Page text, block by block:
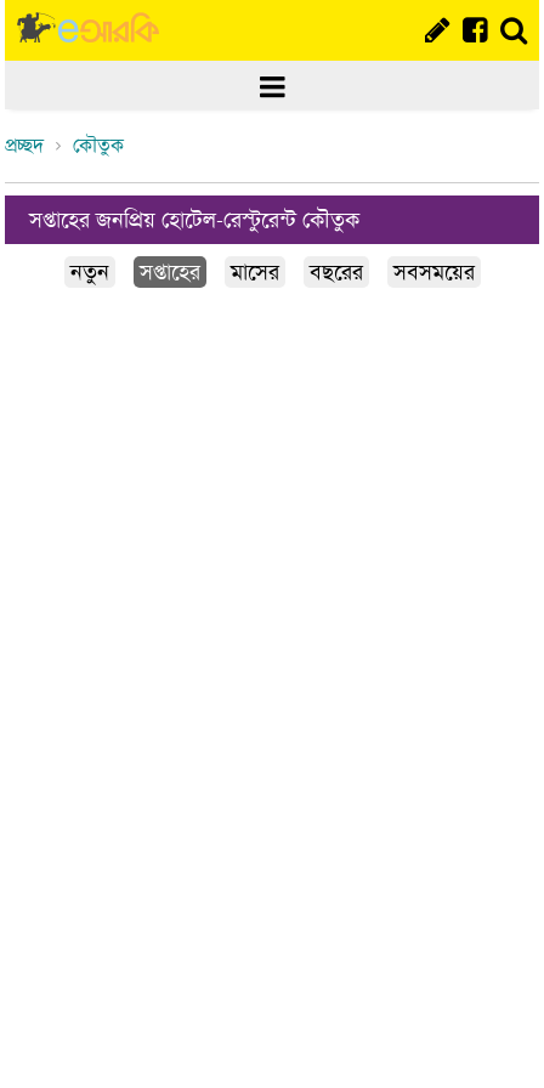
প্রচ্ছদ কৌতুক
সপ্তাহের জনপ্রিয় হোটেল-রেস্টুরেন্ট কৌতুক
নতুন
সপ্তাহের মাসের বছরের সবসময়ের